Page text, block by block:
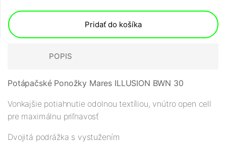
Pridať do košíka
POPIS
Potápačské Ponožky Mares ILLUSION BWN 30
Vonkajšie potiahnutie odolnou textíliou, vnútro open cell
pre maximálnu priľnavosť
Dvojitá podrážka s vystužením